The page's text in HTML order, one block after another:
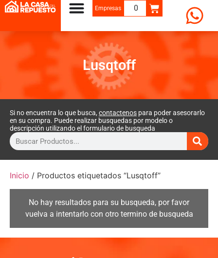
Empresas 0
Lusqtoff
Si no encuentra lo que busca, contactenos para poder asesorarlo
en su compra. Puede realizar busquedas por modelo o
descripción utilizando el formulario de busqueda
Inicio / Productos etiquetados “Lusqtoff”
No hay resultados para su busqueda, por favor
vuelva a intentarlo con otro termino de busqueda